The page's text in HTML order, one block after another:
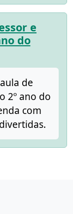
e
do
de
2º ano do
com